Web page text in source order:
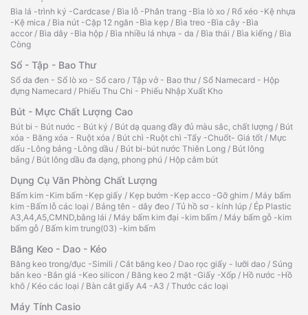
Bìa lá -trình ký -Cardcase / Bìa lỗ -Phân trang -Bìa lò xo / Rổ xéo -Kệ nhựa
-Kệ mica / Bìa nút -Cặp 12 ngăn -Bìa kẹp / Bìa treo -Bìa cây -Bìa
accor / Bìa dây -Bìa hộp / Bìa nhiều lá nhựa - da / Bìa thái / Bìa kiếng / Bìa
Còng
Sổ - Tập - Bao Thư
Sổ da đen - Sổ lò xo - Sổ caro / Tập vở - Bao thư/ Sổ Namecard - Hộp
đựng Namecard / Phiếu Thu Chi - Phiếu Nhập Xuất Kho
Bút - Mực Chất Lượng Cao
Bút bi - Bút nước - Bút ký / Bút dạ quang đầy đủ màu sắc, chất lượng / Bút
xóa - Băng xóa - Ruột xóa / Bút chì -Ruột chì -Tẩy -Chuốt- Giá tốt / Mực
dấu -Lông bảng -Lông dầu / Bút bi-bút nước Thiên Long / Bút lông
bảng / Bút lông dầu đa dạng, phong phú / Hộp cắm bút
Dụng Cụ Văn Phòng Chất Lượng
Bấm kim -Kim bấm -Kẹp giấy / Kẹp bướm -Kẹp acco -Gỡ ghim / Máy bấm
kim -Bấm lỗ các loại / Bảng tên - dây đeo / Tủ hồ sơ - kính lúp / Ép Plastic
A3,A4,A5,CMND,bằng lái / Máy bấm kim đại -kim bấm / Máy bấm gỗ -kim
bấm gỗ / Bấm kim trung(03) -kim bấm
Băng Keo - Dao - Kéo
Băng keo trong/đục -Simili / Cắt băng keo / Dao rọc giấy - lưỡi dao / Súng
bắn keo -Bắn giá -Keo silicon / Băng keo 2 mặt -Giấy -Xốp / Hồ nước -Hồ
khô / Kéo các loại / Bàn cắt giấy A4 -A3 / Thước các loại
Máy Tính Casio